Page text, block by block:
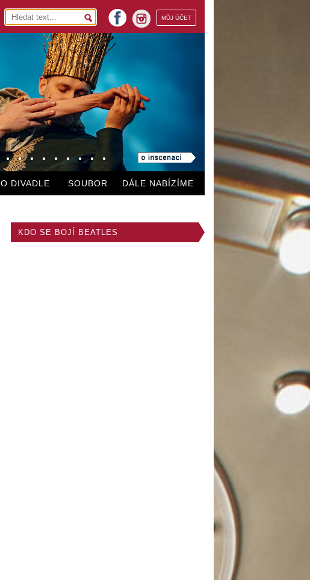
MŮJ ÚČET
instagram
facebook
O DIVADLE SOUBOR DÁLE NABÍZÍME
KDO SE BOJÍ BEATLES